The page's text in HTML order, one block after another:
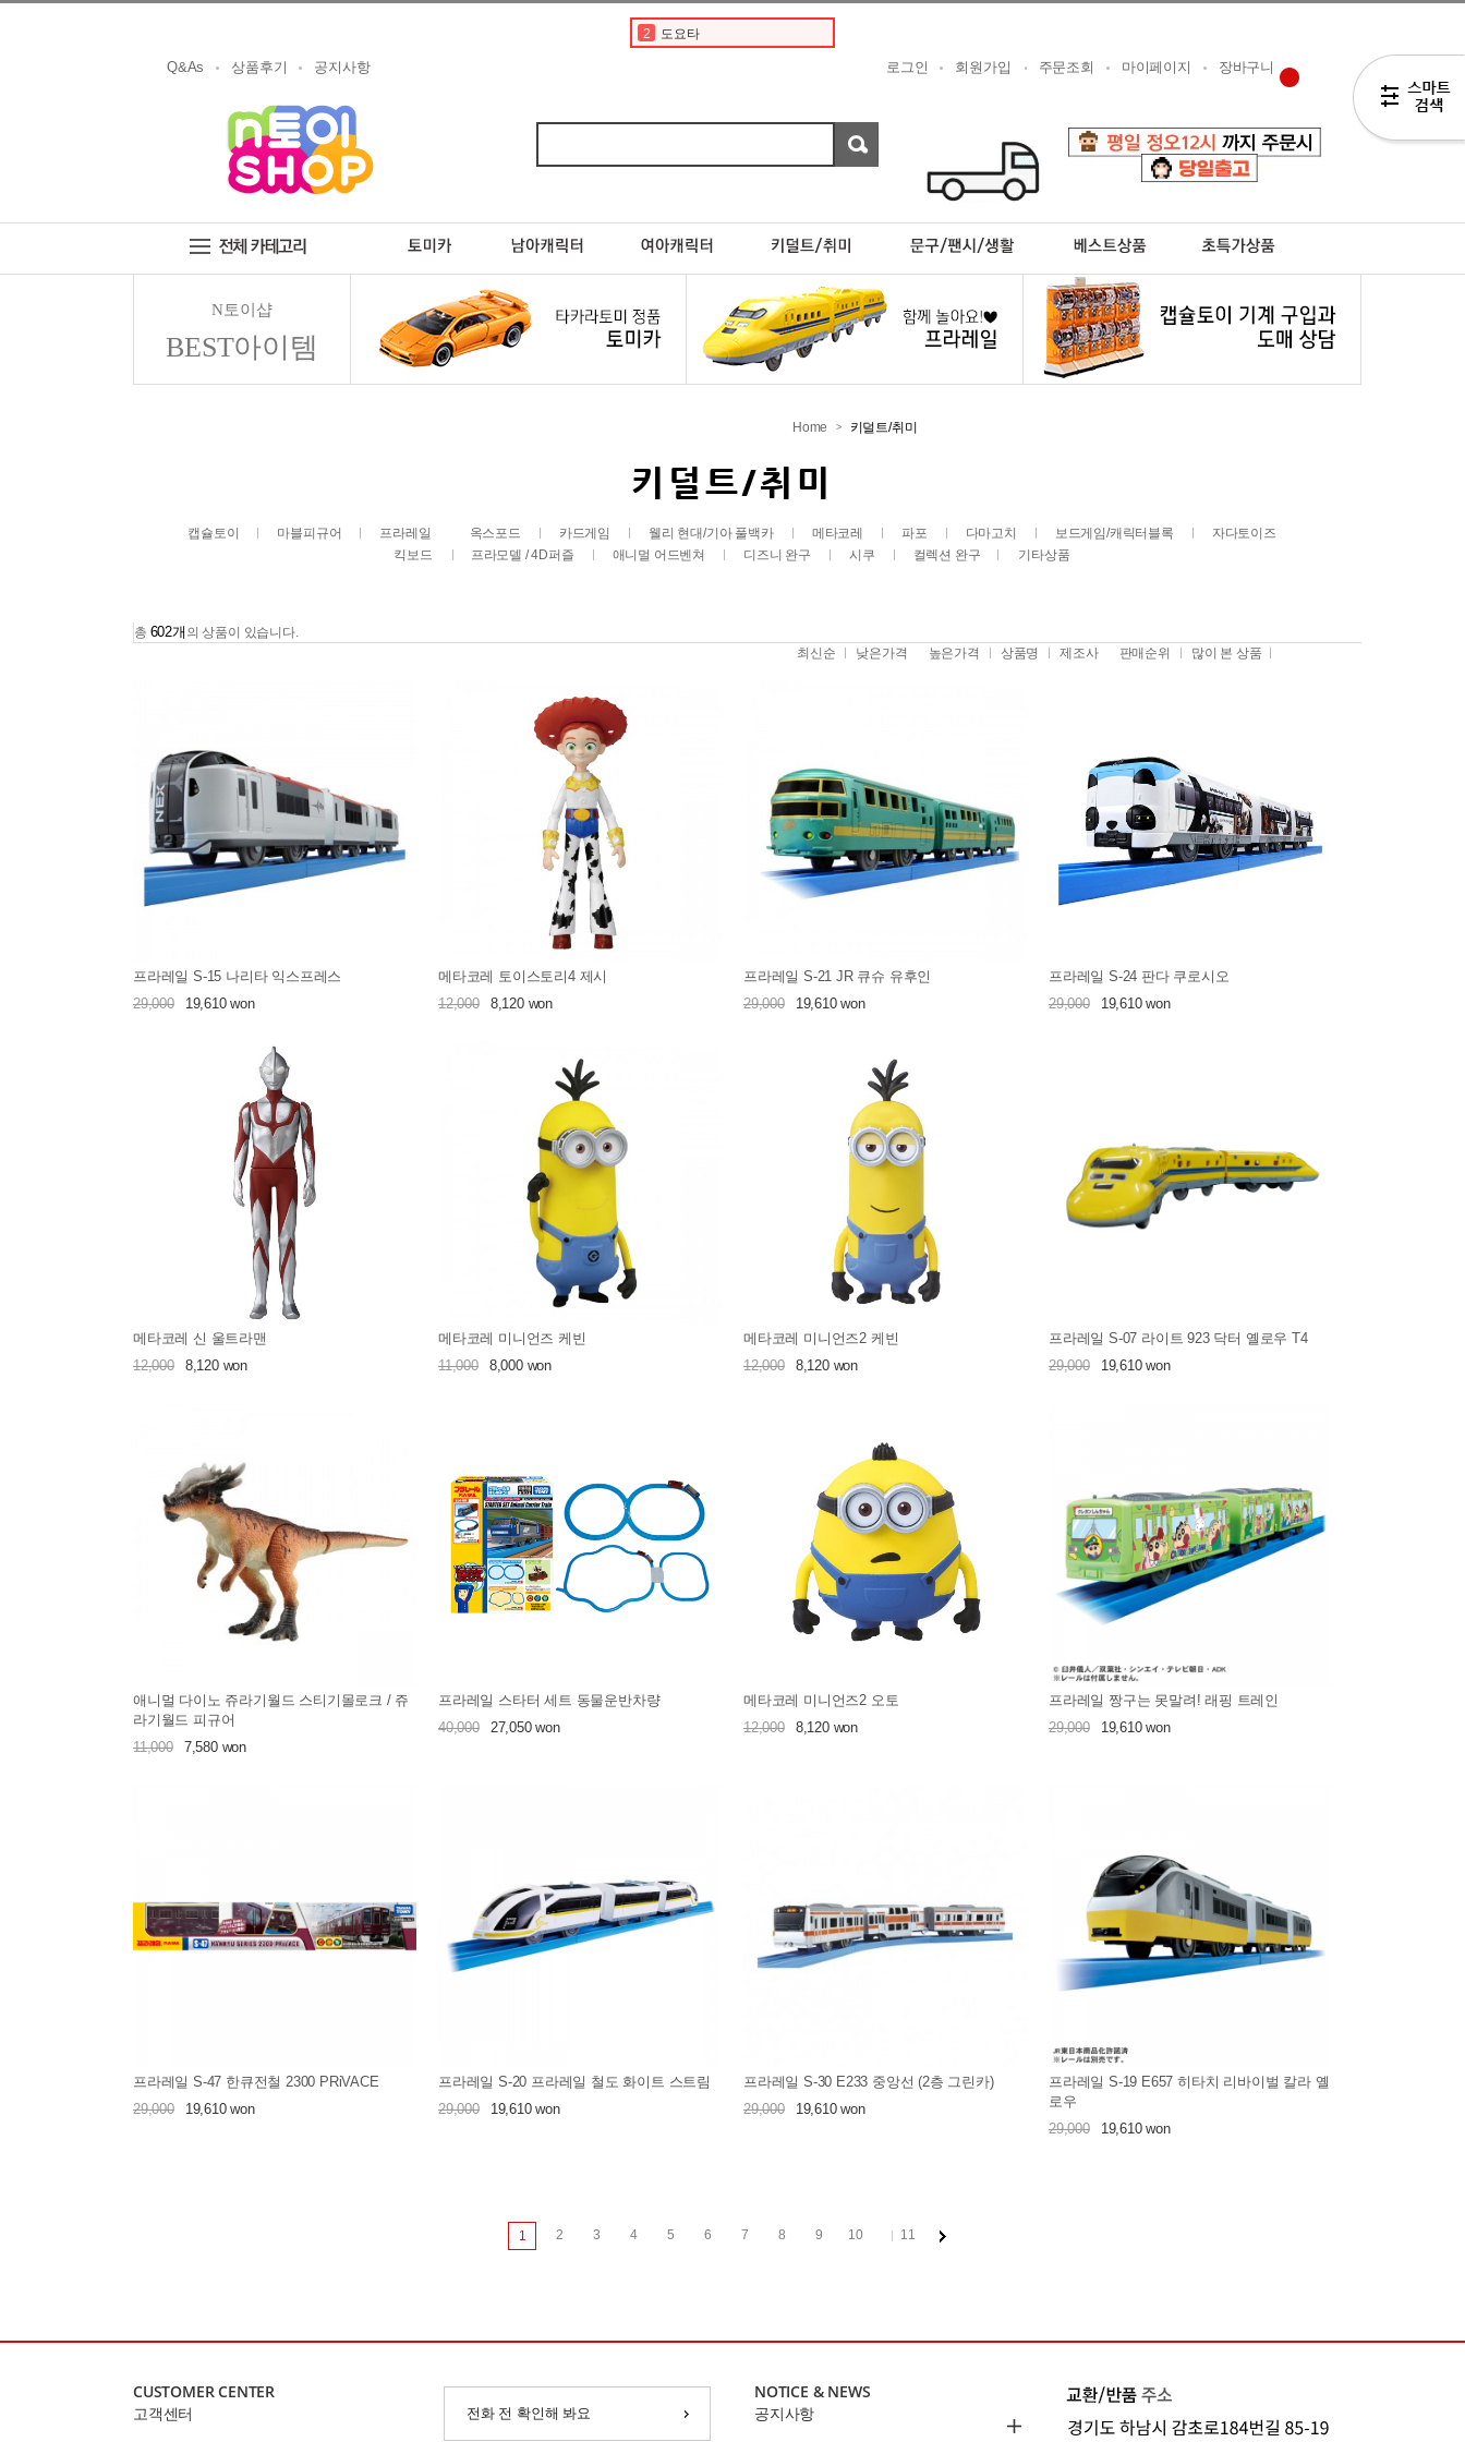
2 도요타
5 디즈니
8 포켓몬스터카드
9 현대
1
Q&As 상품후기 공지사항 로그인 회원가입 주문조회 마이페이지 장바구니
N토이샵
BEST아이템
키덜트/취미
Home > 키덜트/취미
캡슐토이 마블피규어 프라레일 옥스포드 카드게임 웰리 현대/기아 풀백카 메타코레 파포 다마고치 보드게임/캐릭터블록
자다토이즈
킥보드
프라모델 / 4D퍼즐 애니멀 어드벤쳐 디즈니 완구 시쿠 컬렉션 완구 기타상품
총 602개 의 상품이 있습니다.
최신순
낮은가격 높은가격 상품명 제조사 판매순위 많이 본 상품
프라레일 S-15 나리타 익스프레스
29,000
19,610 won
메타코레 토이스토리4 제시
12,000
8,120 won
프라레일 S-21 JR 큐슈 유후인
29,000
19,610 won
프라레일 S-24 판다 쿠로시오
29,000
19,610 won
메타코레 신 울트라맨
12,000
8,120 won
메타코레 미니언즈 케빈
11,000
8,000 won
메타코레 미니언즈2 케빈
12,000
8,120 won
프라레일 S-07 라이트 923 닥터 옐로우 T4
29,000
19,610 won
애니멀 다이노 쥬라기월드 스티기몰로크 / 쥬
라기월드 피규어
11,000
7,580 won
프라레일 스타터 세트 동물운반차량
40,000
27,050 won
메타코레 미니언즈2 오토
12,000
8,120 won
프라레일 짱구는 못말려! 래핑 트레인
29,000
19,610 won
프라레일 S-47 한큐전철 2300 PRiVACE
29,000
19,610 won
프라레일 S-20 프라레일 철도 화이트 스트림
29,000
19,610 won
프라레일 S-30 E233 중앙선 (2층 그린카)
29,000
19,610 won
프라레일 S-19 E657 히타치 리바이벌 칼라 옐
로우
29,000
19,610 won
1 2 3 4 5 6 7 8 9 10 11
CUSTOMER CENTER
고객센터 전화 전 확인해 봐요
NOTICE & NEWS
공지사항